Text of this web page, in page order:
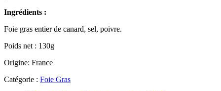
Ingrédients :
Foie gras entier de canard, sel, poivre.
Poids net : 130g
Origine: France
Catégorie : Foie Gras